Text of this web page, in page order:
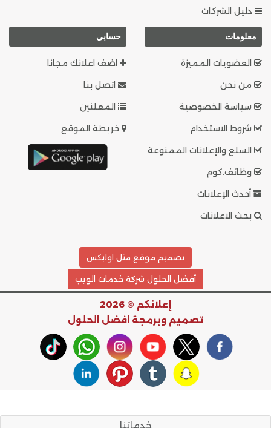
دليل الشركات
معلومات
العضويات المميزة
من نحن
سياسة الخصوصية
شروط الاستخدام
السلع والإعلانات الممنوعة
وظائف.كوم
أحدث الإعلانات
بحث الاعلانات
حسابي
اضف اعلانك مجانا
اتصل بنا
المعلنين
خريطة الموقع
تصميم موقع مثل اوليكس
أفضل الحلول شركة خدمات الويب
إعلانكم © 2026
تصميم وبرمجة افضل الحلول
خدماتنا